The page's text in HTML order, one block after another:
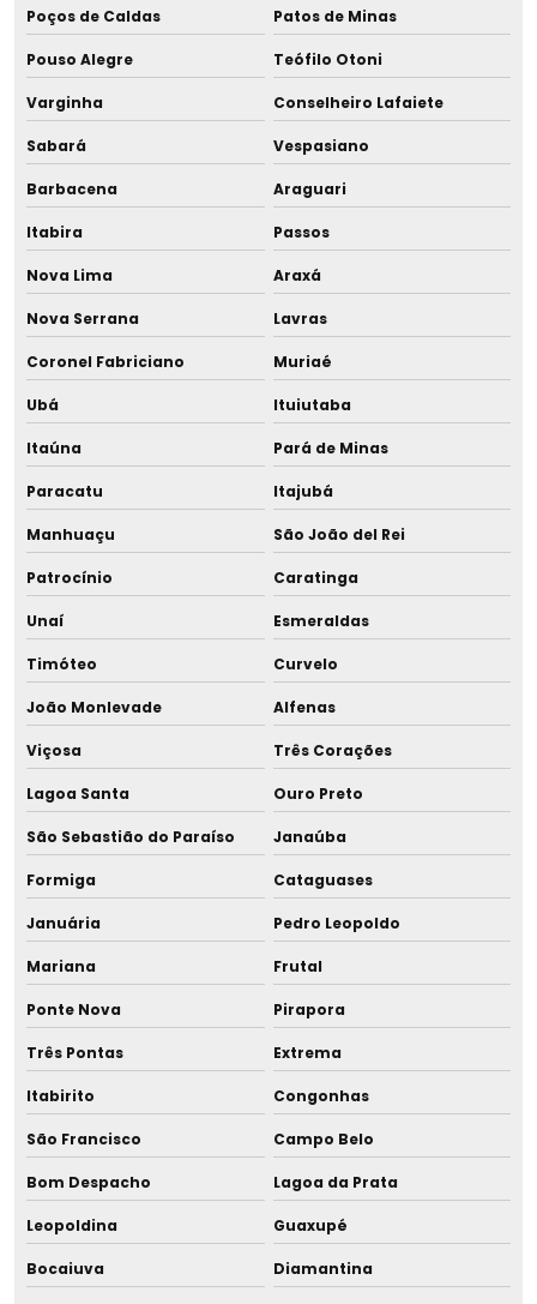
Empresa de pasteurizadores para maternidade
Empresa de resfriador rápido para leite humano
Empresa de tira leite materno hospitalar
Equipamentos para aleitamento materno
Equipamentos para banco de leite humano
Equipamentos para bancos de leite humano orçamento
Equipamentos para bancos de leite humano em são
Equipamentos para bancos de leite materno
Equipamentos para maternidades
Espátula com colher em aço inox
Estrutura para aleitamento materno em creches
Extrator hospitalar
Fabricante de banho maria para descongelamento para
maternidade
Fabricante de copo para leite materno
Fabricante de equipamento para banco de leite
Fabricante de equipamentos para aleitamento materno
Fabricante de equipamentos para bancos de leite
humano
Fabricante de equipamentos para bancos de leite
materno
Fabricante de resfriador de leite humano
Fabricante de resfriador rápido para leite humano
Poços de Caldas Patos de Minas
Pouso Alegre Teófilo Otoni
Varginha Conselheiro Lafaiete
Sabará Vespasiano
Barbacena Araguari
Itabira Passos
Nova Lima Araxá
Nova Serrana Lavras
Coronel Fabriciano Muriaé
Ubá Ituiutaba
Itaúna Pará de Minas
Paracatu Itajubá
Manhuaçu São João del Rei
Patrocínio Caratinga
Unaí Esmeraldas
Timóteo Curvelo
João Monlevade Alfenas
Viçosa Três Corações
Lagoa Santa Ouro Preto
São Sebastião do Paraíso Janaúba
Formiga Cataguases
Januária Pedro Leopoldo
Mariana Frutal
Ponte Nova Pirapora
Três Pontas Extrema
Itabirito Congonhas
São Francisco Campo Belo
Bom Despacho Lagoa da Prata
Leopoldina Guaxupé
Bocaiuva Diamantina